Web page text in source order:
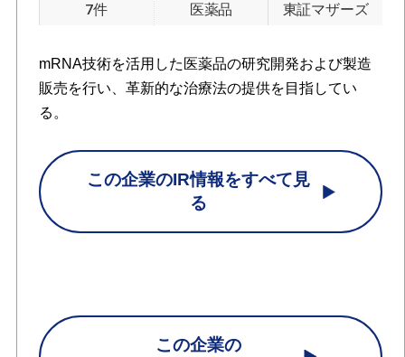
7件 医薬品 東証マザーズ
mRNA技術を活用した医薬品の研究開発および製造
販売を行い、革新的な治療法の提供を目指してい
る。
この企業のIR情報をすべて見
る
この企業の